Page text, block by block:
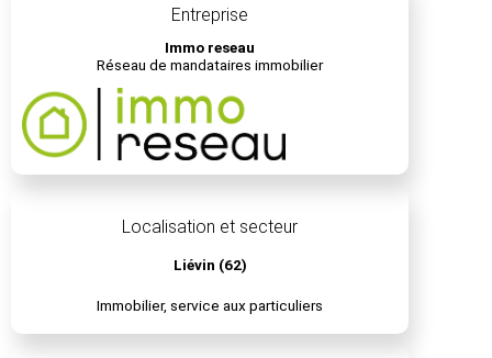
Entreprise
Immo reseau
Réseau de mandataires immobilier
Localisation et secteur
Liévin (62)
Immobilier, service aux particuliers